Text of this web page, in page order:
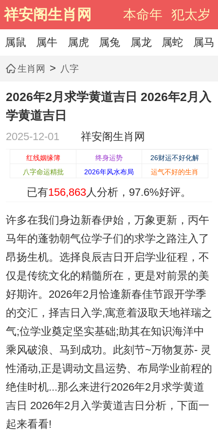
祥安阁生肖网 本命年 犯太岁
属鼠 属牛 属虎 属兔 属龙 属蛇 属马
生肖网 > 八字
2026年2月求学黄道吉日 2026年2月入
学黄道吉日
2025-12-01 祥安阁生肖网
红线姻缘簿 终身运势
26财运不好化解
八字命运精批
2026年风水布局 运气不好的生肖
已有156,863人分析， 97.6%好评。
许多在我们身边新春伊始，万象更新，丙午
马年的蓬勃朝气位学子们的求学之路注入了
昂扬生机。选择良辰吉日开启学业征程，不
仅是传统文化的精髓所在，更是对前景的美
好期许。2026年2月恰逢新春佳节跟开学季
的交汇，择吉日入学,寓意着汲取天地祥瑞之
气;位学业奠定坚实基础;助其在知识海洋中
乘风破浪、马到成功。此刻节~万物复苏- 灵
性涌动,正是调动文昌运势、布局学业前程的
绝佳时机...那么来进行2026年2月求学黄道
吉日 2026年2月入学黄道吉日分析，下面一
起来看看!